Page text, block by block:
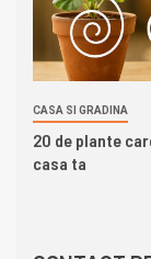
CASA SI GRADINA
20 de plante
casa ta